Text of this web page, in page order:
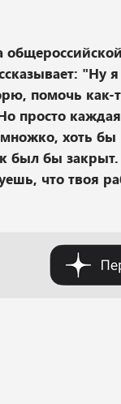
"Ну
помочь как-
просто
хоть бы
был бы
что твоя